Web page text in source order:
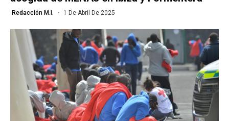
Redacción M.I. 1 De Abril De 2025